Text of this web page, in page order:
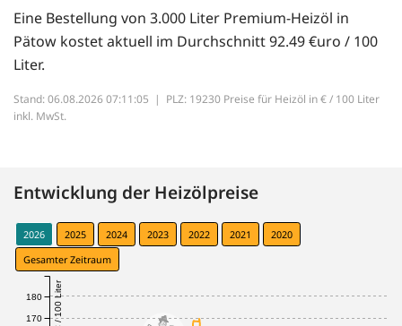
Eine Bestellung von 3.000 Liter Premium-Heizöl in
Pätow kostet aktuell im Durchschnitt 92.49 €uro / 100
Liter.
Stand: 06.08.2026 07:11:05 | PLZ: 19230 Preise für Heizöl in € / 100 Liter
inkl. MwSt.
Entwicklung der Heizölpreise
2026 2025 2024 2023 2022 2021
2020
Gesamter Zeitraum
€ / 100 Liter
170
180